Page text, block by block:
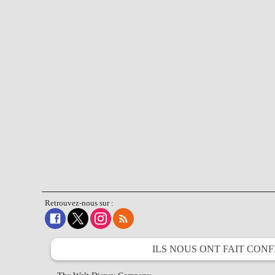
Retrouvez-nous sur :
ILS NOUS ONT FAIT